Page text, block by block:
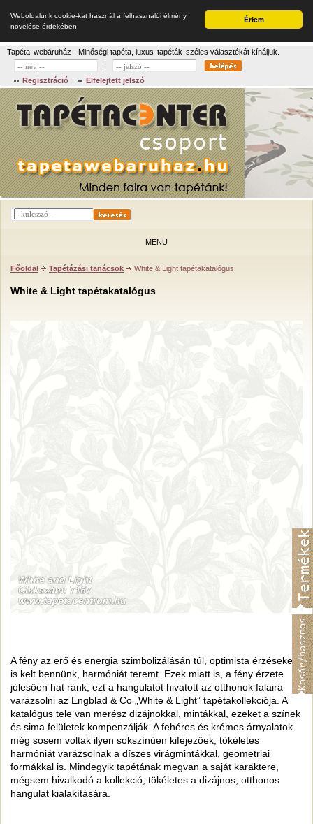
Értem
Weboldalunk cookie-kat használ a felhasználói élmény
növelése érdekében
Tapéta webáruház - Minőségi tapéta, luxus tapéták széles választékát kínáljuk.
Regisztráció Elfelejtett jelszó
MENÜ
Főoldal Tapétázási tanácsok White & Light tapétakatalógus
White & Light tapétakatalógus
A fény az erő és energia szimbolizálásán túl, optimista érzéseket
is kelt bennünk, harmóniát teremt. Ezek miatt is, a fény érzete
jólesően hat ránk, ezt a hangulatot hivatott az otthonok falaira
varázsolni az Engblad & Co „White & Light” tapétakollekciója. A
katalógus tele van merész dizájnokkal, mintákkal, ezeket a színek
és sima felületek kompenzálják. A fehéres és krémes árnyalatok
még sosem voltak ilyen sokszínűen kifejezőek, tökéletes
harmóniát varázsolnak a díszes virágmintákkal, geometriai
formákkal is. Mindegyik tapétának megvan a saját karaktere,
mégsem hivalkodó a kollekció, tökéletes a dizájnos, otthonos
hangulat kialakítására.